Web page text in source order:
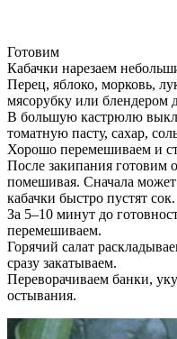
Готовим
Кабачки нарезаем
Перец, яблоко, морковь,
мясорубку или блендером
В большую кастрюлю
томатную пасту, сахар,
Хорошо перемешиваем и
После закипания готовим
помешивая. Сначала может
кабачки быстро пустят сок.
За 5–10 минут до
перемешиваем.
Горячий салат
сразу закатываем.
Переворачиваем банки,
остывания.